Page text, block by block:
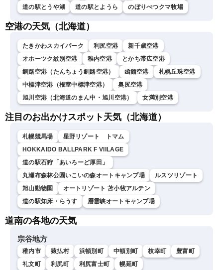
道の駅とうや湖
道の駅とようら のぼりべつクマ牧場
空港の天気（北海道）
たきかわスカイパーク 利尻空港
新千歳空港
オホーツク紋別空港
稚内空港
とかち帯広空港
釧路空港（たんちょう釧路空港）
函館空港
札幌丘珠空港
中標津空港（根室中標津空港）
奥尻空港
旭川空港（北海道のまん中・旭川空港）
女満別空港
注目のお出かけスポット天気（北海道）
札幌競馬場
星野リゾート トマム
HOKKAIDO BALLPARK F VIILAGE
道の駅石狩「あいろーど厚田」
丸瀬布森林公園いこいの森オートキャンプ場
ルスツリゾート
旭山動物園
オートリゾート 苫小牧アルテン
道の駅知床・らうす
層雲峡オートキャンプ場
道南の各地の天気
宗谷地方
稚内市 猿払村 浜頓別町 中頓別町 枝幸町
豊富町
礼文町
利尻町 利尻富士町 幌延町